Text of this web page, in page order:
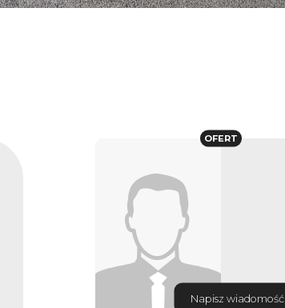
Napisz wiadomość
OFERT